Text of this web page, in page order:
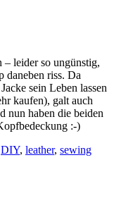
– leider so ungünstig,
daneben riss. Da
sein Leben lassen
kaufen), galt auch
nun haben die beiden
:-)
DIY, leather, sewing